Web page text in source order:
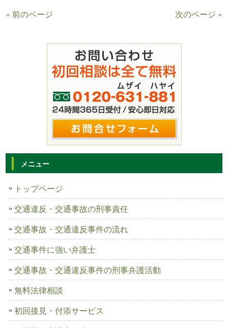
« 前のページ 次のページ »
メニュー
トップページ
交通違反・交通事故の刑事責任
交通事故・交通違反事件の流れ
交通事件に強い弁護士
交通事故・交通違反事件の刑事弁護活動
無料法律相談
初回接見・付添サービス